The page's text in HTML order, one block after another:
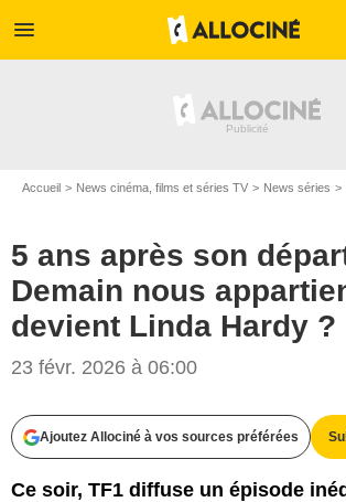
menu
Accueil News cinéma, films et séries TV News séries
5 ans après son
Demain nous
devient Linda Hardy ?
23 févr. 2026 à 06:00
Ajoutez Allociné à vos sources préférées
Ce soir, TF1 diffuse un épisode